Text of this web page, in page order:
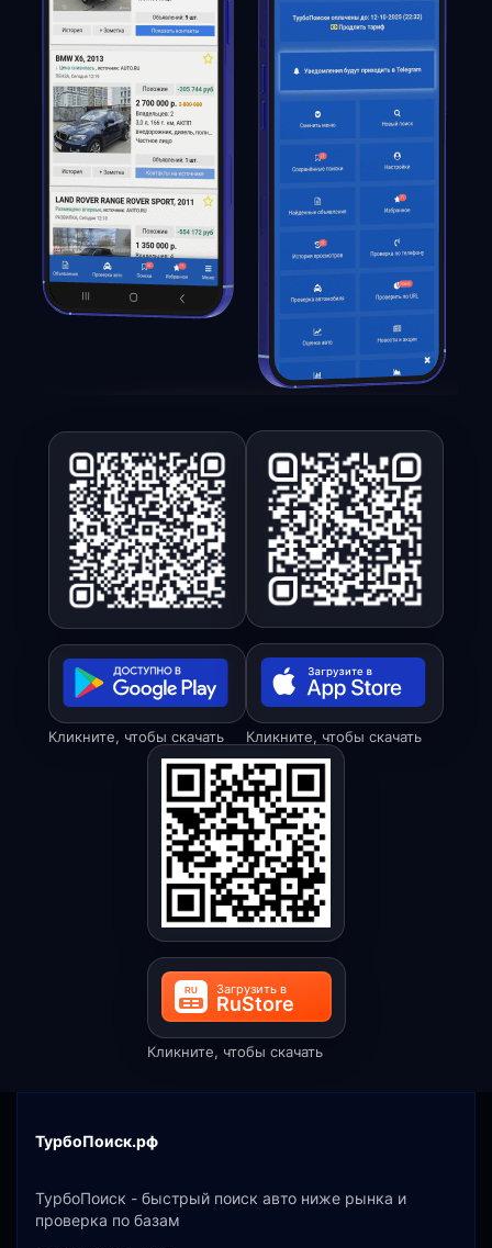
Кликните, чтобы скачать Кликните, чтобы скачать
Кликните, чтобы скачать
ТурбоПоиск.рф
ТурбоПоиск - быстрый поиск авто ниже рынка и
проверка по базам